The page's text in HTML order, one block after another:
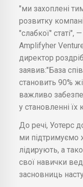
"ми захоплені
розвитку
"слабкої"
Amplifyher
директор
заявив:"База
становить 90%
важливо
у становленні їх
До речі, Уотерс
ми підтримуємо
лідирують, а
свої навички
засновниць